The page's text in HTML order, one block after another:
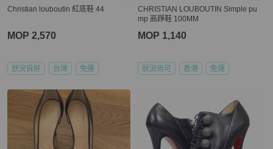
Christian louboutin 紅底鞋 44
MOP 2,570
狀況良好 台灣 免運
CHRISTIAN LOUBOUTIN Simple pu
mp 高踭鞋 100MM
MOP 1,140
狀況尚可 香港 免運